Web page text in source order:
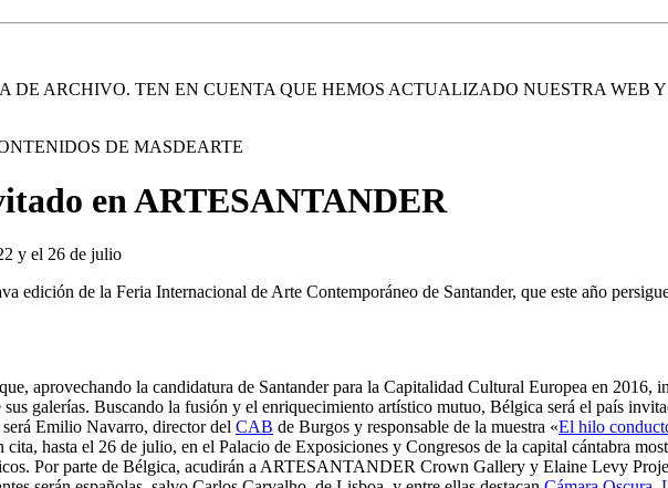
DE ARCHIVO. TEN EN CUENTA QUE HEMOS ACTUALIZADO NUESTRA WEB
DE MASDEARTE
en ARTESANTANDER
y el 26 de julio
edición de la Feria Internacional de Arte Contemporáneo de Santander, que este año
aprovechando la candidatura de Santander para la Capitalidad Cultural Europea en 2016,
galerías. Buscando la fusión y el enriquecimiento artístico mutuo, Bélgica será el país
Emilio Navarro, director del CAB de Burgos y responsable de la muestra «El hilo
cita, hasta el 26 de julio, en el Palacio de Exposiciones y Congresos de la capital cántabra
Por parte de Bélgica, acudirán a ARTESANTANDER Crown Gallery y Elaine Levy